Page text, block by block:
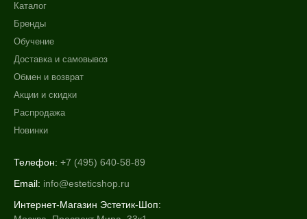
Каталог
Бренды
Обучение
Доставка и самовывоз
Обмен и возврат
Акции и скидки
Распродажа
Новинки
Телефон: +7 (495) 640-58-89
Email: info@esteticshop.ru
Интернет-Магазин Эстетик-Шоп: